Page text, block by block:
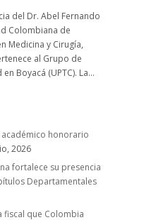
del Dr. Abel Fernando
Colombiana de
Medicina y Cirugía,
al Grupo de
Boyacá (UPTC). La...
honorario
2026
fortalece su presencia
Departamentales
fiscal que Colombia